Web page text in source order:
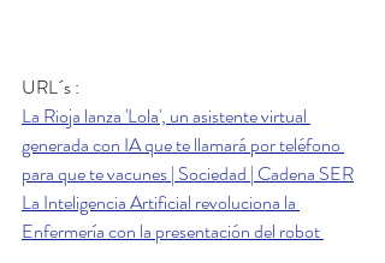
URL´s :
La Rioja lanza 'Lola', un asistente virtual
generada con IA que te llamará por teléfono
para que te vacunes | Sociedad | Cadena SER
La Inteligencia Artificial revoluciona la
Enfermería con la presentación del robot